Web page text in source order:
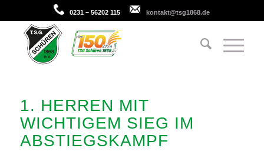
0231 – 56202 115 kontakt@tsg1868.de
1. HERREN MIT
WICHTIGEM SIEG IM
ABSTIEGSKAMPF